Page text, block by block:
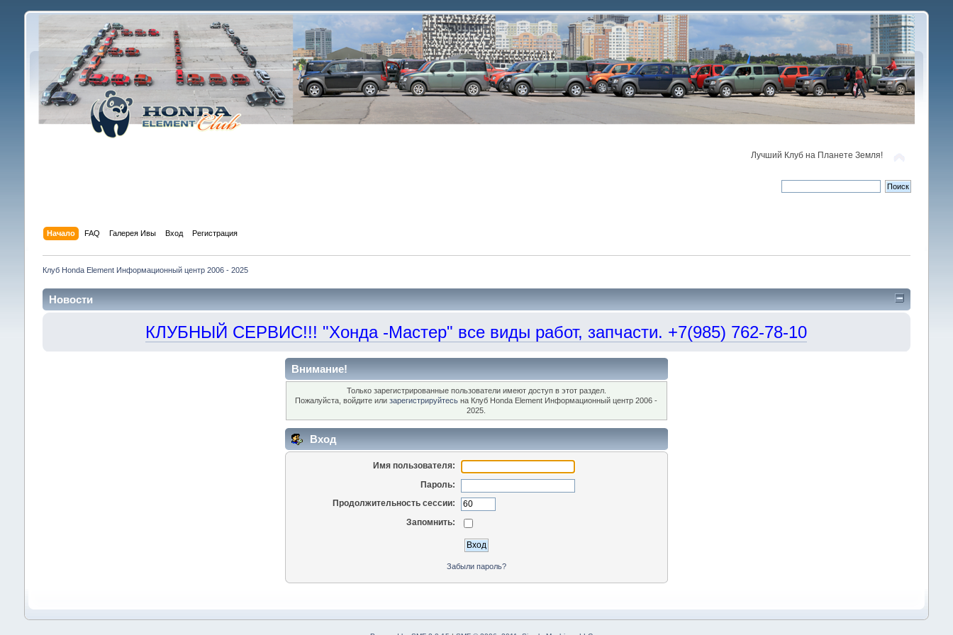
Лучший Клуб на Планете Земля!
Начало FAQ Галерея Ивы Вход Регистрация
Клуб Honda Element Информационный центр 2006 - 2025
Новости
КЛУБНЫЙ СЕРВИС!!! "Хонда -Мастер" все виды работ, запчасти. +7(985) 762-78-10
Внимание!
Только зарегистрированные пользователи имеют доступ в этот раздел.
Пожалуйста, войдите илизарегистрируйтесь на Клуб Honda Element Информационный центр 2006 -
2025.
Вход
Имя пользователя:
Пароль:
Продолжительность сессии:
Запомнить:
Забыли пароль?